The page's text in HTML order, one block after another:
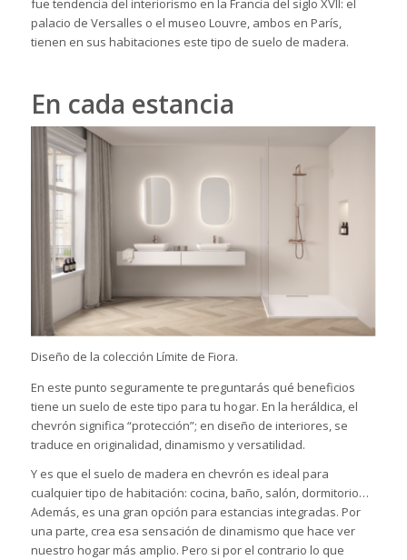
fue tendencia del interiorismo en la Francia del siglo XVII: el
palacio de Versalles o el museo Louvre, ambos en París,
tienen en sus habitaciones este tipo de suelo de madera.
En cada estancia
Diseño de la colección Límite de Fiora.
En este punto seguramente te preguntarás qué beneficios
tiene un suelo de este tipo para tu hogar. En la heráldica, el
chevrón significa “protección”; en diseño de interiores, se
traduce en originalidad, dinamismo y versatilidad.
Y es que el suelo de madera en chevrón es ideal para
cualquier tipo de habitación: cocina, baño, salón, dormitorio…
Además, es una gran opción para estancias integradas. Por
una parte, crea esa sensación de dinamismo que hace ver
nuestro hogar más amplio. Pero si por el contrario lo que